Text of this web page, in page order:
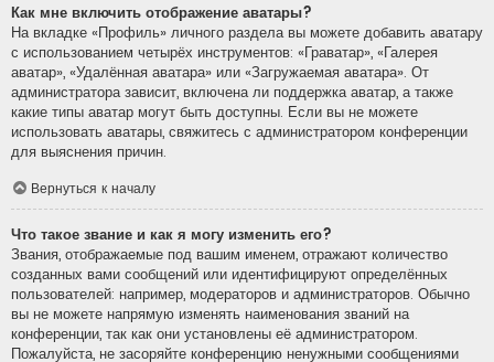
Как мне включить отображение аватары?
На вкладке «Профиль» личного раздела вы можете добавить аватару
с использованием четырёх инструментов: «Граватар», «Галерея
аватар», «Удалённая аватара» или «Загружаемая аватара». От
администратора зависит, включена ли поддержка аватар, а также
какие типы аватар могут быть доступны. Если вы не можете
использовать аватары, свяжитесь с администратором конференции
для выяснения причин.
Вернуться к началу
Что такое звание и как я могу изменить его?
Звания, отображаемые под вашим именем, отражают количество
созданных вами сообщений или идентифицируют определённых
пользователей: например, модераторов и администраторов. Обычно
вы не можете напрямую изменять наименования званий на
конференции, так как они установлены её администратором.
Пожалуйста, не засоряйте конференцию ненужными сообщениями